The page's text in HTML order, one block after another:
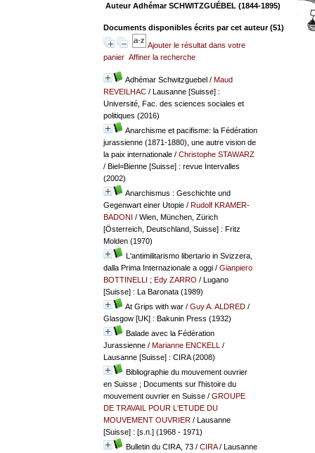
Auteur Adhémar SCHWITZGUÉBEL (1844-1895)
Documents disponibles écrits par cet auteur (51)
Ajouter le résultat dans votre
panier Affiner la recherche
Adhémar Schwitzguebel/ Maud
REVEILHAC/ Lausanne [Suisse] :
Université, Fac. des sciences sociales et
politiques (2016)
Anarchisme et pacifisme: la Fédération
jurassienne (1871-1880), une autre vision de
la paix internationale/ Christophe STAWARZ
/ Biel=Bienne [Suisse] : revue Intervalles
(2002)
Anarchismus : Geschichte und
Gegenwart einer Utopie/ Rudolf KRAMER-
BADONI / Wien, München, Zürich
[Österreich, Deutschland, Suisse] : Fritz
Molden (1970)
L'antimilitarismo libertario in Svizzera,
dalla Prima Internazionale a oggi/ Gianpiero
BOTTINELLI ; Edy ZARRO / Lugano
[Suisse] : La Baronata (1989)
At Grips with war/ Guy A. ALDRED/
Glasgow [UK] : Bakunin Press (1932)
Balade avec la Fédération
Jurassienne/ Marianne ENCKELL /
Lausanne [Suisse] : CIRA (2008)
Bibliographie du mouvement ouvrier
en Suisse ; Documents sur l'histoire du
mouvement ouvrier en Suisse/ GROUPE
DE TRAVAIL POUR L'ETUDE DU
MOUVEMENT OUVRIER/ Lausanne
[Suisse] : [s.n.] (1968 - 1971)
Bulletin du CIRA, 73/ CIRA/ Lausanne